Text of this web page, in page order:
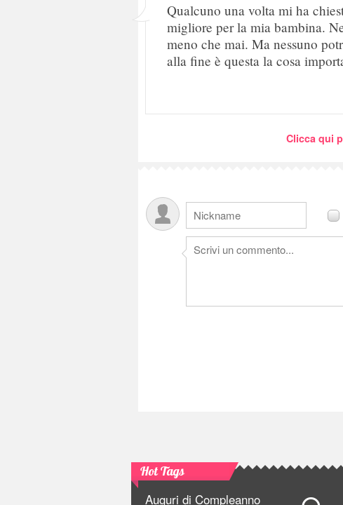
Qualcuno una volta mi ha
migliore per la mia bambina.
meno che mai. Ma nessuno
alla fine è questa la cosa
Clicca qui
Hot Tags
Auguri di Compleanno